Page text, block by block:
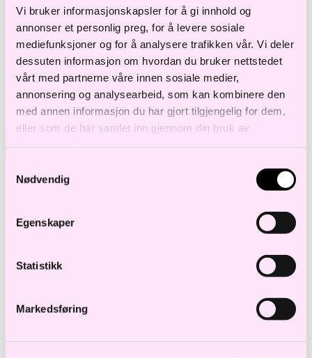
Vi bruker informasjonskapsler for å gi innhold og
annonser et personlig preg, for å levere sosiale
mediefunksjoner og for å analysere trafikken vår. Vi deler
dessuten informasjon om hvordan du bruker nettstedet
vårt med partnerne våre innen sosiale medier,
annonsering og analysearbeid, som kan kombinere den
med annen informasjon du har gjort tilgjengelig for dem,
eller som de har samlet inn gjennom din bruk av
Nødvendig
Egenskaper
Statistikk
Markedsføring
Vi får besøk avSven Rivertzfra Norsk
Eiendom,
Anette Thunes fra Føyen, Ole
Andreas Dimmenfra BAHR, ogAnders
Rennesundfra CBRE/Forum for
Næringsmeglere som vil redegjøre for
arbeidet så langt. Etter presentasjonene
legger vi opp til en åpen og vennlig
diskusjon rundt utvalgte spørsmål, hvor vi
Program:
17:30 – 18:30 Faglig del
18:30 God mat og drikke og hyggelig samvær
Meld meg på